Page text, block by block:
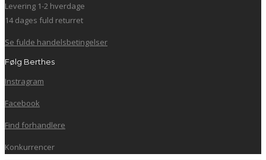
Levering 1-2 hverdage
14 dages fuld returret
Se fulde handelsbetingelser
Følg Berthes
Instragram
Facebook
Find forhandlere
Konkurrencer